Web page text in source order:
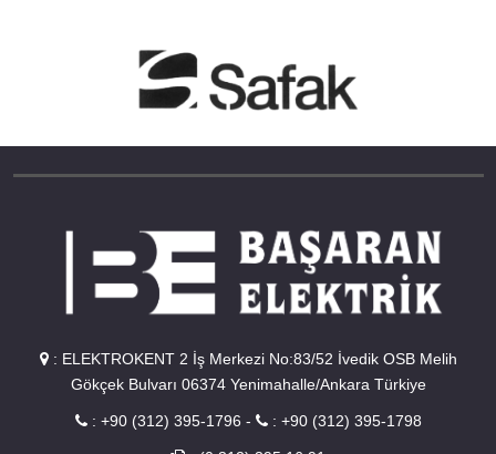
: ELEKTROKENT 2 İş Merkezi No:83/52 İvedik OSB Melih
Gökçek Bulvarı 06374 Yenimahalle/Ankara Türkiye
: +90 (312) 395-1796 - : +90 (312) 395-1798